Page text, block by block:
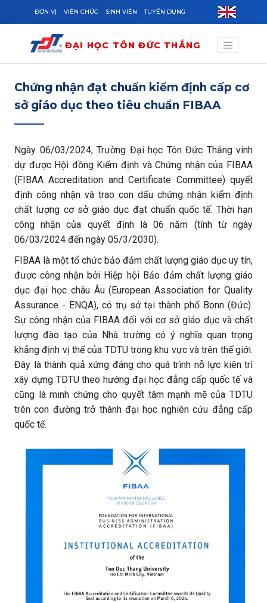
Skip to main content
ĐƠN VỊ VIÊN CHỨC SINH VIÊN TUYỂN DỤNG
ĐẠI HỌC TÔN ĐỨC THẮNG
Chứng nhận đạt chuẩn kiểm định cấp cơ
sở giáo dục theo tiêu chuẩn FIBAA
Ngày 06/03/2024, Trường Đại học Tôn Đức Thắng vinh
dự được Hội đồng Kiểm định và Chứng nhận của FIBAA
(FIBAA Accreditation and Certificate Committee) quyết
định công nhận và trao con dấu chứng nhận kiểm định
chất lượng cơ sở giáo dục đạt chuẩn quốc tế. Thời hạn
công nhận của quyết định là 06 năm (tính từ ngày
06/03/2024 đến ngày 05/3/2030).
FIBAA là một tổ chức bảo đảm chất lượng giáo dục uy tín,
được công nhận bởi Hiệp hội Bảo đảm chất lượng giáo
dục đại học châu Âu (European Association for Quality
Assurance - ENQA), có trụ sở tại thành phố Bonn (Đức).
Sự công nhận của FIBAA đối với cơ sở giáo dục và chất
lượng đào tạo của Nhà trường có ý nghĩa quan trọng
khẳng định vị thế của TDTU trong khu vực và trên thế giới.
Đây là thành quả xứng đáng cho quá trình nỗ lực kiên trì
xây dựng TDTU theo hướng đại học đẳng cấp quốc tế và
cũng là minh chứng cho quyết tâm mạnh mẽ của TDTU
trên con đường trở thành đại học nghiên cứu đẳng cấp
quốc tế.